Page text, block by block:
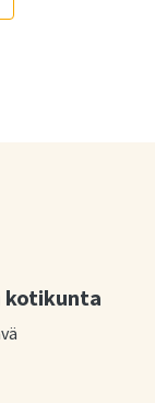
kotikunta